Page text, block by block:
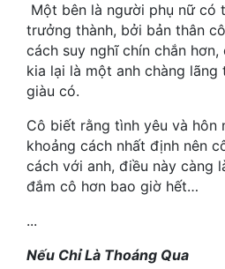
Dã Sử
Dị Giới
Dị Năng
Gia Đấu
Góc Nhìn Nam
Góc Nhìn Nữ
Huyền Huyễn
Huyền Nghi
Một bên là người phụ nữ có
trưởng thành, bởi bản thân
cách suy nghĩ chín chắn
kia lại là một anh chàng
giàu có.
Cô biết rằng tình yêu và hôn
khoảng cách nhất định nên
cách với anh, điều này càng
đắm cô hơn bao giờ hết…
...
Nếu Chỉ Là Thoáng Qua